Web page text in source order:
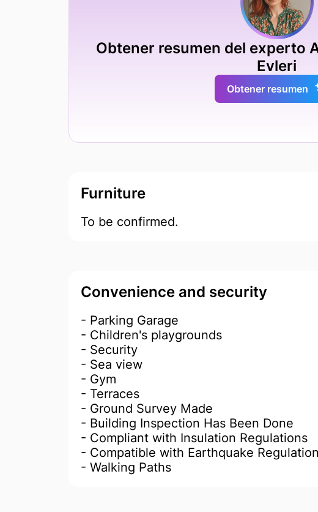
Obtener resumen del experto
Evleri
Obtener resumen
Furniture
To be confirmed.
Convenience and security
- Parking Garage
- Children's playgrounds
- Security
- Sea view
- Gym
- Terraces
- Ground Survey Made
- Building Inspection Has Been Done
- Compliant with Insulation Regulations
- Compatible with Earthquake
- Walking Paths